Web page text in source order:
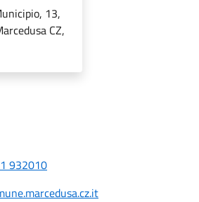
13,
CZ,
932010